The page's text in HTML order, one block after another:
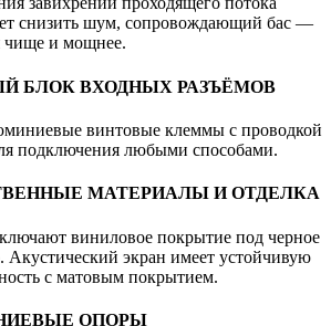
снизить шум, сопровождающий бас —
чище и мощнее.
БЛОК ВХОДНЫХ РАЗЪЁМОВ
винтовые клеммы с проводкой
подключения любыми способами.
МАТЕРИАЛЫ И ОТДЕЛКА
виниловое покрытие под черное
Акустический экран имеет устойчивую
с матовым покрытием.
ОПОРЫ